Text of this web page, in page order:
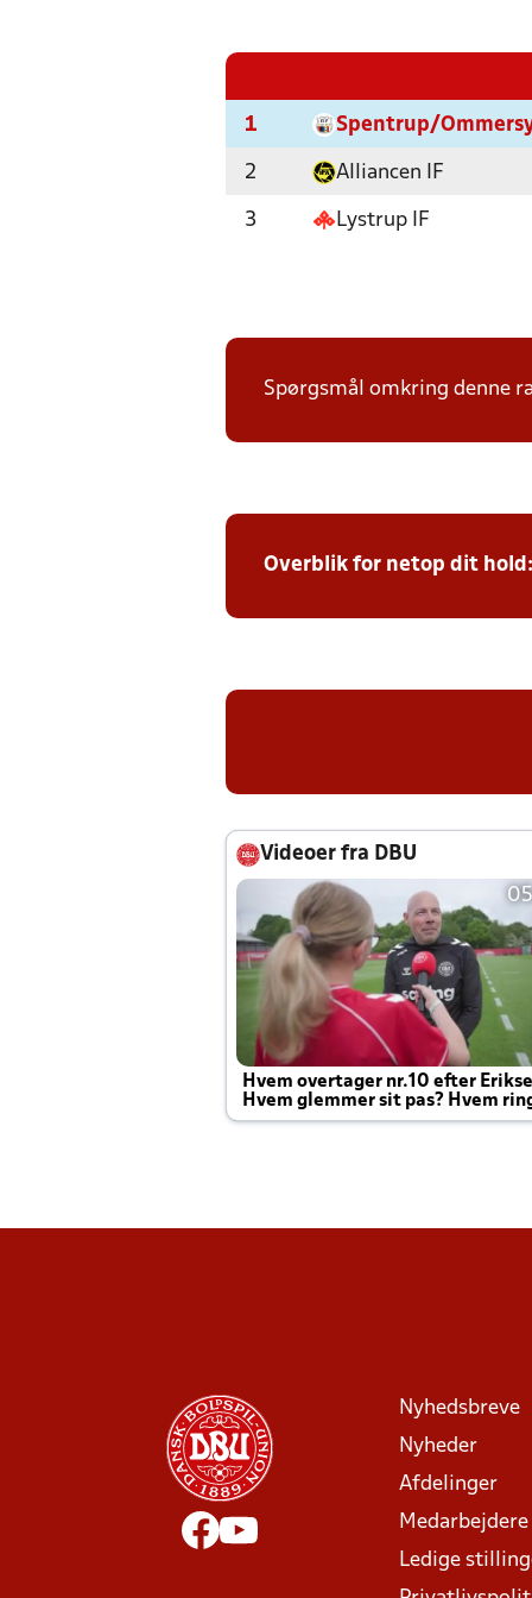
1 Spentrup/
2 Alliancen IF
3 Lystrup IF
Spørgsmål omkring denne
Overblik for netop dit
Videoer fra DBU
Hvem overtager nr.10 efter
Hvem glemmer sit pas? Hvem
Joachim altid til efter kampe?
Nyhedsbreve
Nyheder
Afdelinger
Medarbejdere
Ledige